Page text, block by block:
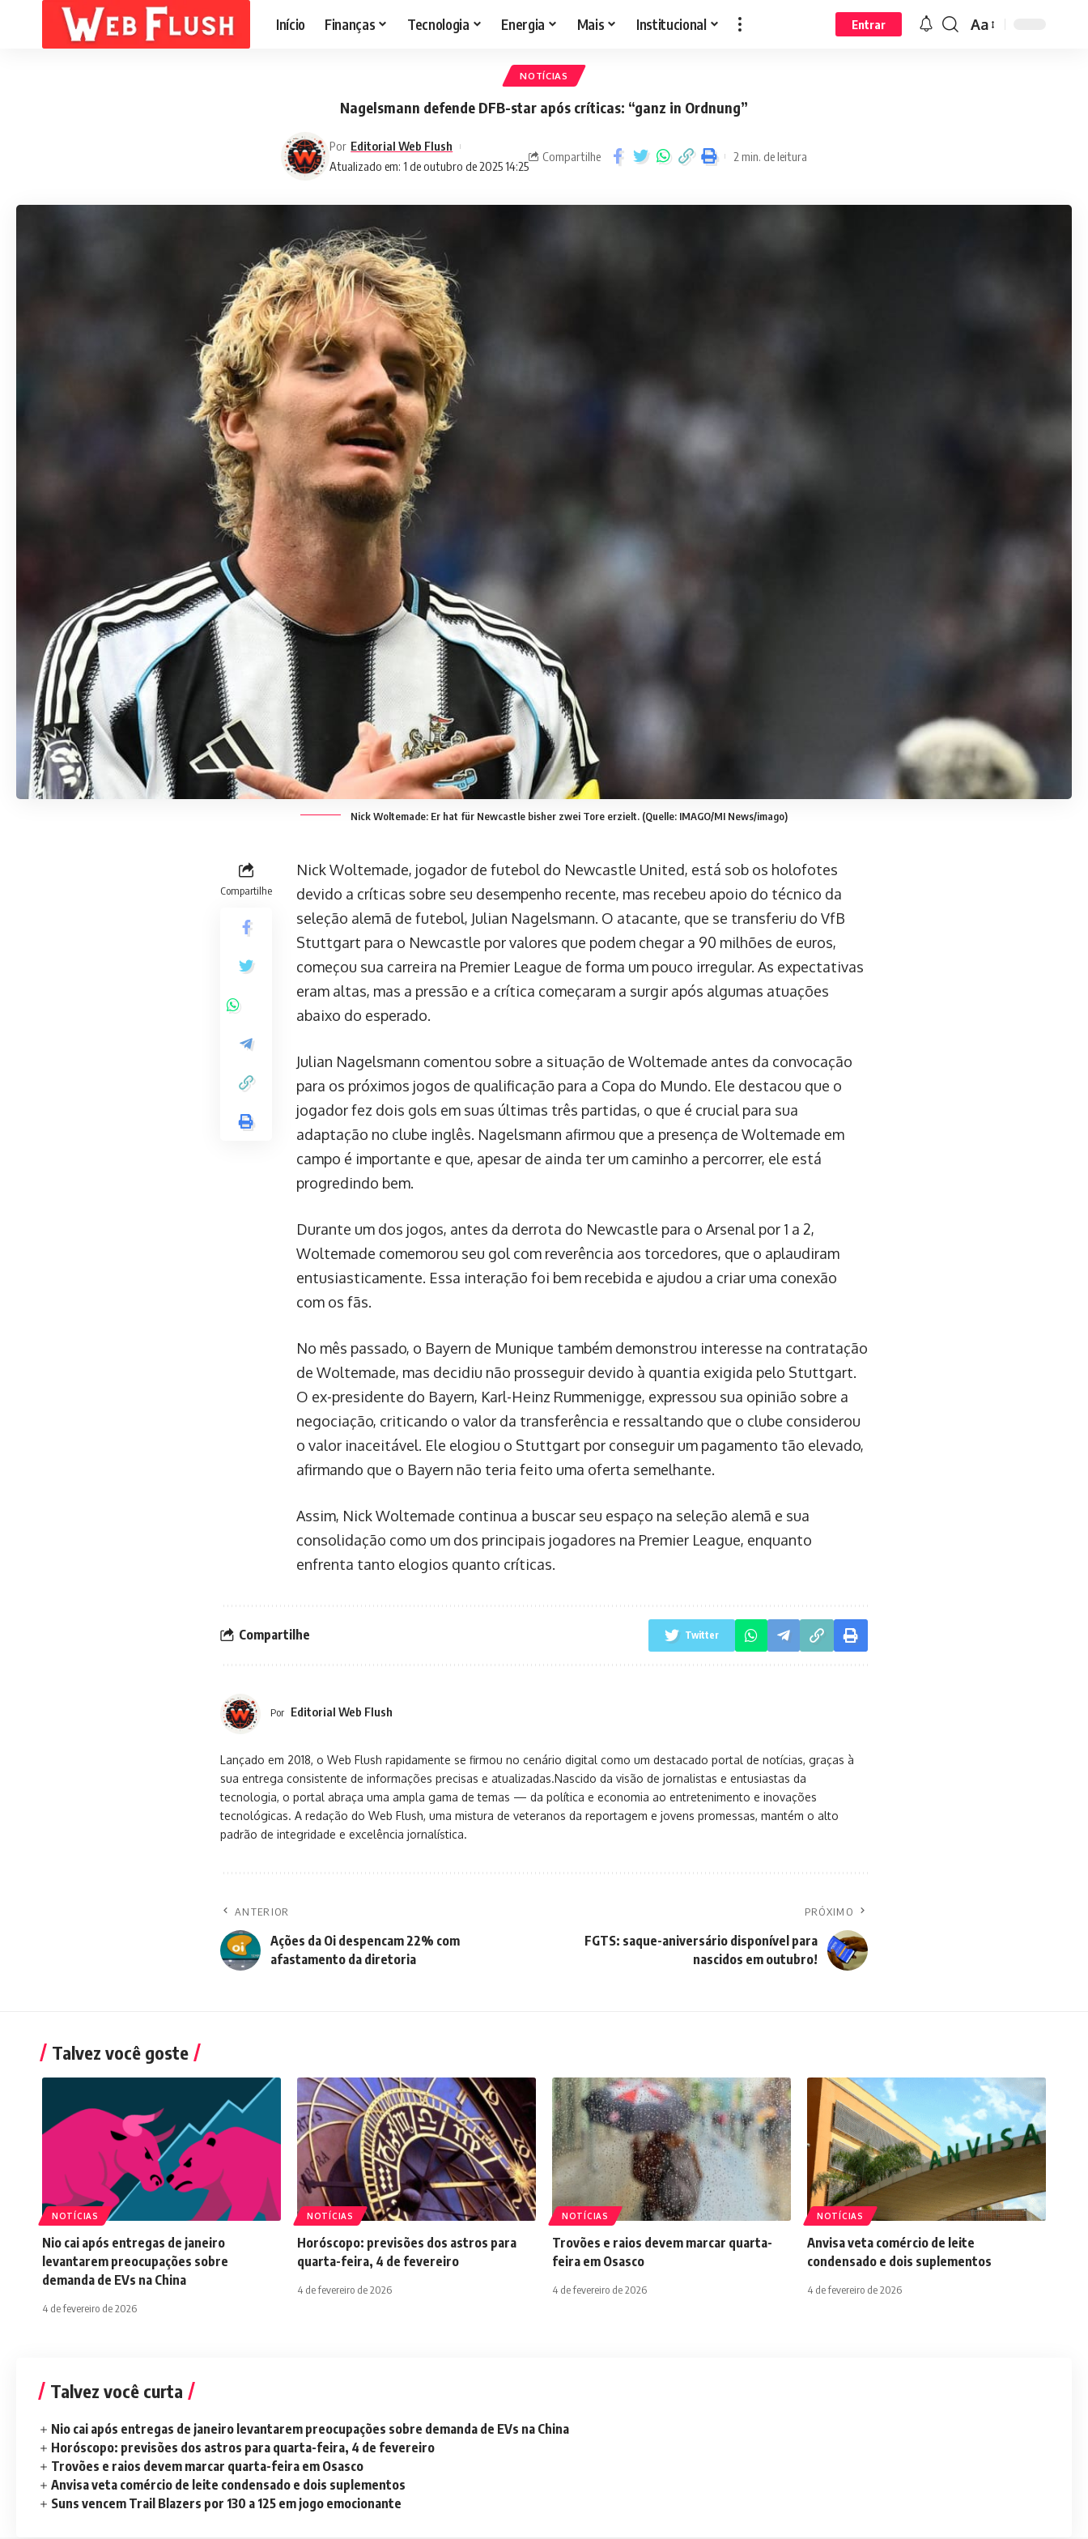
Início Finanças Tecnologia Energia Mais Institucional Entrar Aa
NOTÍCIAS
Nagelsmann defende DFB-star após críticas: “ganz in Ordnung”
Atualizado em: 1 de outubro de 2025 14:25
Por Editorial Web Flush
Compartilhe 2 min. de leitura
Nick Woltemade: Er hat für Newcastle bisher zwei Tore erzielt. (Quelle: IMAGO/MI News/imago)
Compartilhe
Nick Woltemade, jogador de futebol do Newcastle United, está sob os holofotes
devido a críticas sobre seu desempenho recente, mas recebeu apoio do técnico da
seleção alemã de futebol, Julian Nagelsmann. O atacante, que se transferiu do VfB
Stuttgart para o Newcastle por valores que podem chegar a 90 milhões de euros,
começou sua carreira na Premier League de forma um pouco irregular. As expectativas
eram altas, mas a pressão e a crítica começaram a surgir após algumas atuações
abaixo do esperado.
Julian Nagelsmann comentou sobre a situação de Woltemade antes da convocação
para os próximos jogos de qualificação para a Copa do Mundo. Ele destacou que o
jogador fez dois gols em suas últimas três partidas, o que é crucial para sua
adaptação no clube inglês. Nagelsmann afirmou que a presença de Woltemade em
campo é importante e que, apesar de ainda ter um caminho a percorrer, ele está
progredindo bem.
Durante um dos jogos, antes da derrota do Newcastle para o Arsenal por 1 a 2,
Woltemade comemorou seu gol com reverência aos torcedores, que o aplaudiram
entusiasticamente. Essa interação foi bem recebida e ajudou a criar uma conexão
com os fãs.
No mês passado, o Bayern de Munique também demonstrou interesse na contratação
de Woltemade, mas decidiu não prosseguir devido à quantia exigida pelo Stuttgart.
O ex-presidente do Bayern, Karl-Heinz Rummenigge, expressou sua opinião sobre a
negociação, criticando o valor da transferência e ressaltando que o clube considerou
o valor inaceitável. Ele elogiou o Stuttgart por conseguir um pagamento tão elevado,
afirmando que o Bayern não teria feito uma oferta semelhante.
Assim, Nick Woltemade continua a buscar seu espaço na seleção alemã e sua
consolidação como um dos principais jogadores na Premier League, enquanto
enfrenta tanto elogios quanto críticas.
Compartilhe Twitter
Por Editorial Web Flush
Lançado em 2018, o Web Flush rapidamente se firmou no cenário digital como um destacado portal de notícias, graças à
sua entrega consistente de informações precisas e atualizadas.Nascido da visão de jornalistas e entusiastas da
tecnologia, o portal abraça uma ampla gama de temas — da política e economia ao entretenimento e inovações
tecnológicas. A redação do Web Flush, uma mistura de veteranos da reportagem e jovens promessas, mantém o alto
padrão de integridade e excelência jornalística.
ANTERIOR
Ações da Oi despencam 22% com
afastamento da diretoria
PRÓXIMO
FGTS: saque-aniversário disponível para
nascidos em outubro!
Talvez você goste
NOTÍCIAS
Nio cai após entregas de janeiro
levantarem preocupações sobre
demanda de EVs na China
4 de fevereiro de 2026
NOTÍCIAS
Horóscopo: previsões dos astros para
quarta-feira, 4 de fevereiro
4 de fevereiro de 2026
NOTÍCIAS
Trovões e raios devem marcar quarta-
feira em Osasco
4 de fevereiro de 2026
NOTÍCIAS
Anvisa veta comércio de leite
condensado e dois suplementos
4 de fevereiro de 2026
Talvez você curta
Nio cai após entregas de janeiro levantarem preocupações sobre demanda de EVs na China
Horóscopo: previsões dos astros para quarta-feira, 4 de fevereiro
Trovões e raios devem marcar quarta-feira em Osasco
Anvisa veta comércio de leite condensado e dois suplementos
Suns vencem Trail Blazers por 130 a 125 em jogo emocionante